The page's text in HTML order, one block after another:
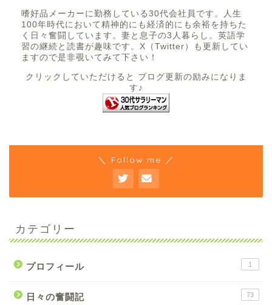
嗜好品メーカーに勤務している30代会社員です。人生
100年時代において精神的にも経済的にも余裕を持ちた
く日々奮闘しています。妻と息子の3人暮らし。英語学
習の継続と読書が趣味です。X（Twitter）も更新してい
ますので是非覗いてみて下さい！
クリックしていただけると ブログ更新の励みになりま
す♪
＼ Follow me ／
カテゴリー
プロフィール 1
日々の奮闘記 73